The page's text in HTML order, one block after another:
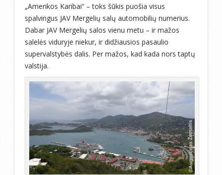
„Amerikos Karibai“ – toks šūkis puošia visus
spalvingus JAV Mergelių salų automobilių numerius.
Dabar JAV Mergelių salos vienu metu – ir mažos
salelės viduryje niekur, ir didžiausios pasaulio
supervalstybės dalis. Per mažos, kad kada nors taptų
valstija.